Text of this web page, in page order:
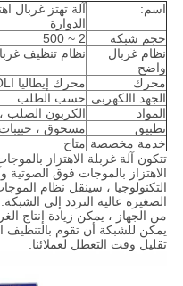
اسم:
آلة تهتز غربال
الدوارة
حجم شبكة
2 ~ 500
نظام غربال
واضح
نظام تنظيف
محرك
محرك إيطاليا OLI
الجهد االكهربى حسب الطلب
المواد
الكربون الصلب ، SUS304 ، SUS316L
تطبيق
مسحوق ،
خدمة مخصصة متاح
الاهتزاز بالموجات فوق الصوتية
الصغيرة عالية التردد إلى
من الجهاز ، يمكن زيادة إنتاج
يمكن للشبكة أن تقوم بالتنظيف
تقليل وقت التعطل لعملائنا.